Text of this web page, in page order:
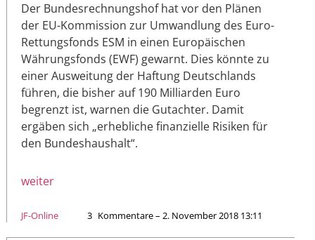
Der Bundesrechnungshof hat vor den Plänen
der EU-Kommission zur Umwandlung des Euro-
Rettungsfonds ESM in einen Europäischen
Währungsfonds (EWF) gewarnt. Dies könnte zu
einer Ausweitung der Haftung Deutschlands
führen, die bisher auf 190 Milliarden Euro
begrenzt ist, warnen die Gutachter. Damit
ergäben sich „erhebliche finanzielle Risiken für
den Bundeshaushalt“.
weiter
JF-Online 3 Kommentare – 2. November 2018 13:11